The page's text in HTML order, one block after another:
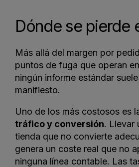
Dónde se pierde
Más allá del margen por
puntos de fuga que operan
ningún informe estándar
manifiesto.
Uno de los más costosos es
tráfico y conversión. Llevar
tienda que no convierte
genera un coste real que no
ninguna línea contable. Las